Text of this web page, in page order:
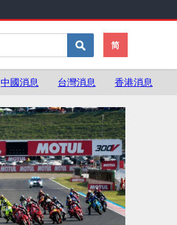
简
中國消息 台灣消息 香港消息